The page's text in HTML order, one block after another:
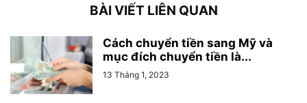
BÀI VIẾT LIÊN QUAN
Cách chuyển tiền sang Mỹ và
mục đích chuyển tiền là...
13 Tháng 1, 2023